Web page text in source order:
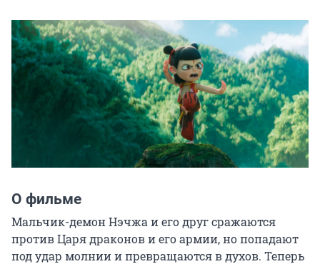
О фильме
Мальчик-демон Нэчжа и его друг сражаются
против Царя драконов и его армии, но попадают
под удар молнии и превращаются в духов. Теперь